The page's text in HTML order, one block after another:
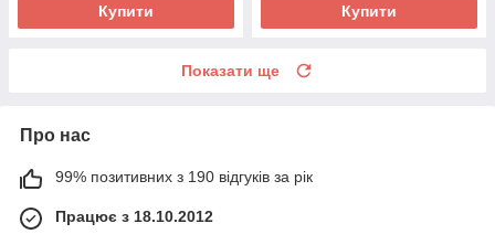
Купити Купити
Показати ще
Про нас
99% позитивних з 190 відгуків за рік
Працює з 18.10.2012